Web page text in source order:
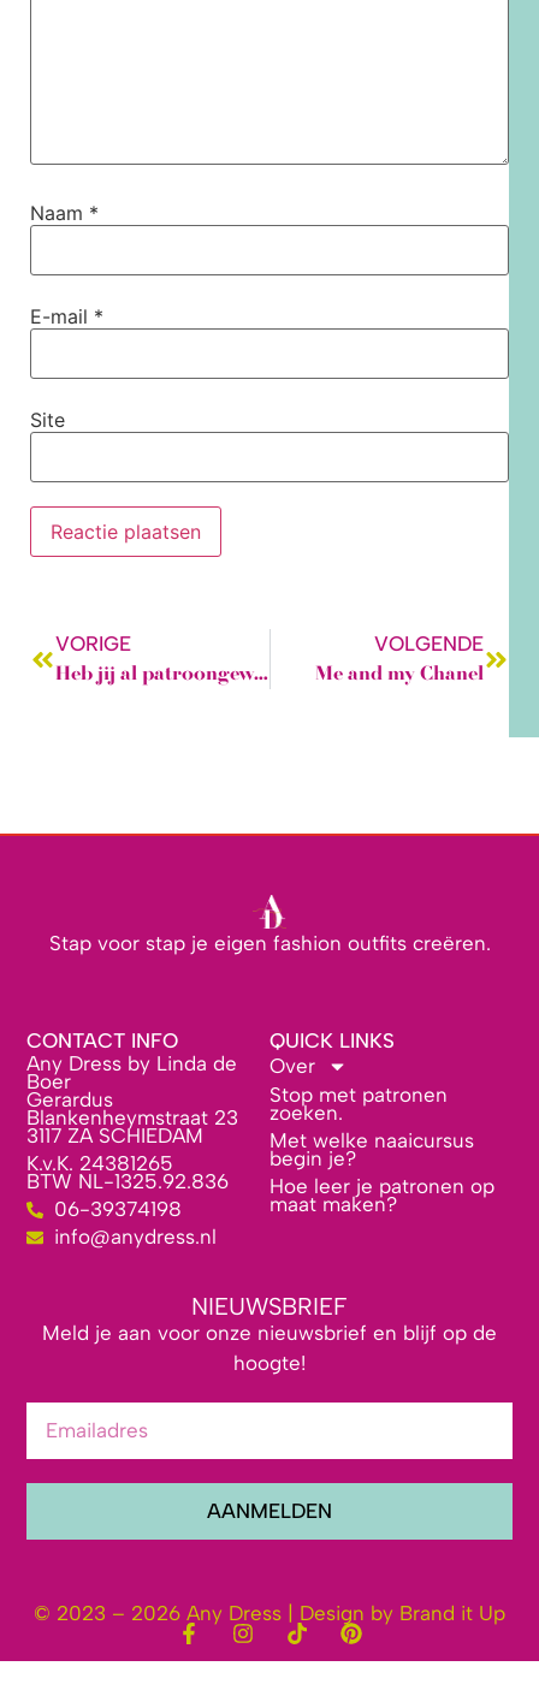
Naam *
E-mail *
Site
VORIGE
Heb jij al patroongewichten?
VOLGENDE
Me and my Chanel
Stap voor stap je eigen fashion outfits creëren.
CONTACT INFO
Any Dress by Linda de
Boer
Gerardus
Blankenheymstraat 23
3117 ZA SCHIEDAM
K.v.K. 24381265
BTW NL-1325.92.836
06-39374198
info@anydress.nl
QUICK LINKS
Over
Stop met patronen
zoeken.
Met welke naaicursus
begin je?
Hoe leer je patronen op
maat maken?
NIEUWSBRIEF
Meld je aan voor onze nieuwsbrief en blijf op de
hoogte!
AANMELDEN
© 2023 – 2026 Any Dress | Design by Brand it Up